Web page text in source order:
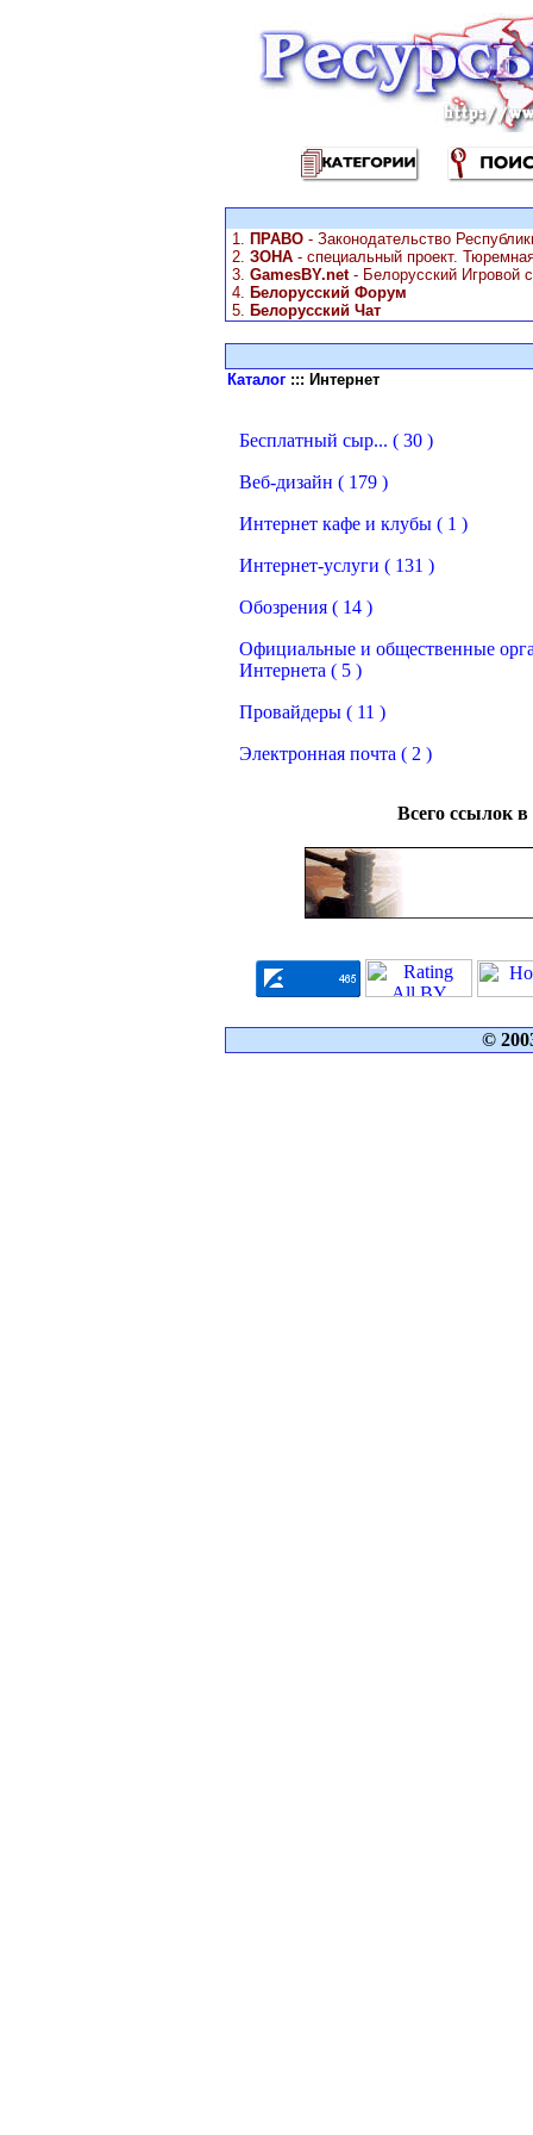
1. ПРАВО - Законодательство
2. ЗОНА - специальный проект.
3. GamesBY.net- Белорусский Игровой
4. Белорусский Форум
5. Белорусский Чат
Каталог ::: Интернет
Бесплатный сыр... ( 30 )
Веб-дизайн ( 179 )
Интернет кафе и клубы ( 1 )
Интернет-услуги ( 131 )
Обозрения ( 14 )
Официальные и общественные
Интернета ( 5 )
Провайдеры ( 11 )
Электронная почта ( 2 )
Всего ссылок
©